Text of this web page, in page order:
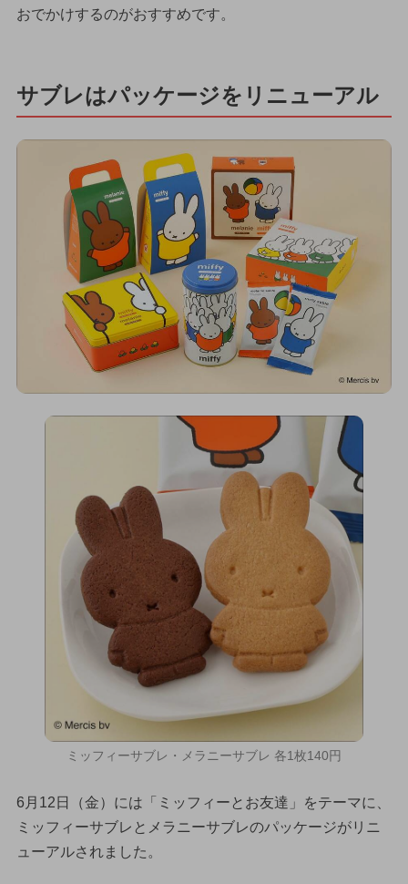
おでかけするのがおすすめです。
サブレはパッケージをリニューアル
ミッフィーサブレ・メラニーサブレ 各1枚140円
6月12日（金）には「ミッフィーとお友達」をテーマに、
ミッフィーサブレとメラニーサブレのパッケージがリニ
ューアルされました。